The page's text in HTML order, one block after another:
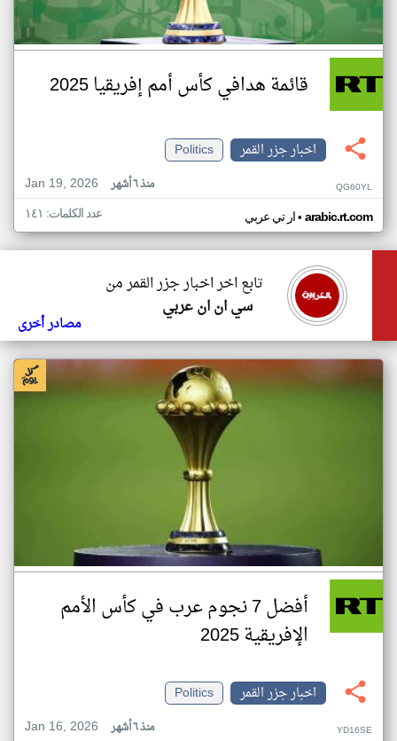
قائمة هدافي كأس أمم إفريقيا 2025
اخبار جزر القمر
Politics
Jan 19, 2026
منذ ٦ أشهر QG60YL
ار تي عربي• arabic.rt.com عدد الكلمات: ١٤١
تابع اخر اخبار جزر القمر من
سي ان ان عربي
مصادر أخرى
أفضل 7 نجوم عرب في كأس الأمم
الإفريقية 2025
اخبار جزر القمر
Politics
Jan 16, 2026
منذ ٦ أشهر YD16SE